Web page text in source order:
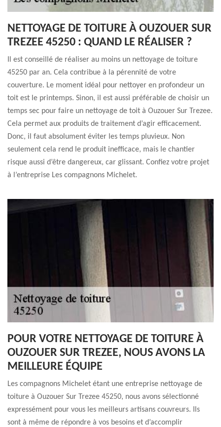
NETTOYAGE DE TOITURE À OUZOUER SUR
TREZEE 45250 : QUAND LE RÉALISER ?
Il est conseillé de réaliser au moins un nettoyage de toiture
45250 par an. Cela contribue à la pérennité de votre
couverture. Le moment idéal pour nettoyer en profondeur un
toit est le printemps. Sinon, il est aussi préférable de choisir un
temps sec pour faire un nettoyage de toit à Ouzouer Sur Trezee.
Cela permet aux produits de traitement d’agir efficacement.
Donc, il faut absolument éviter les temps pluvieux. Non
seulement cela rend le produit inefficace, mais le chantier
risque aussi d’être dangereux, car glissant. Confiez votre projet
à l’entreprise Les compagnons Michelet.
POUR VOTRE NETTOYAGE DE TOITURE À
OUZOUER SUR TREZEE, NOUS AVONS LA
MEILLEURE ÉQUIPE
Les compagnons Michelet étant une entreprise nettoyage de
toiture à Ouzouer Sur Trezee 45250, nous avons sélectionné
expressément pour vous les meilleurs artisans couvreurs. Ils
sont à même de répondre à vos besoins et d’accomplir